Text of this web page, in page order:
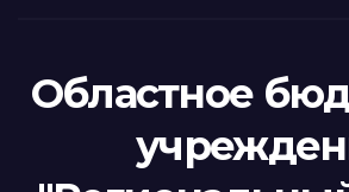
Областное